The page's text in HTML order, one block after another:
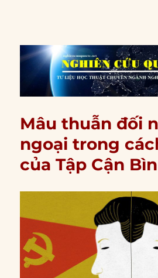
Mâu thuẫn đối
ngoại trong
của Tập Cận